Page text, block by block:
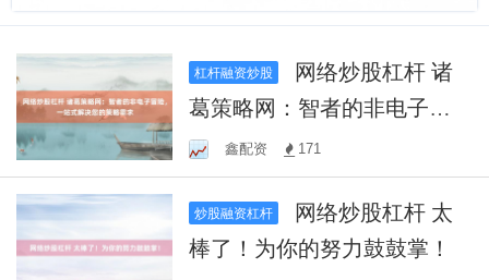
杠杆融资炒股
葛策略网：智者的非电子冒
险，一站式解决您的策略需
求
鑫配资 171
炒股融资杠杆
棒了！为你的努力鼓鼓掌！